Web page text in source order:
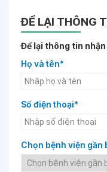
ĐỂ LẠI THÔNG
Để lại thông tin
Họ và tên*
Số điện thoại*
Chọn bệnh viện gần